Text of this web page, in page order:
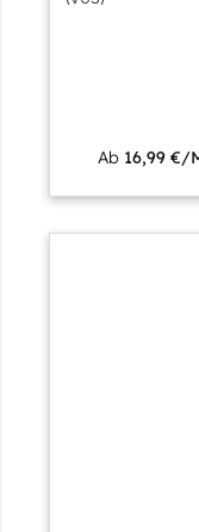
Ab 16,99 €/